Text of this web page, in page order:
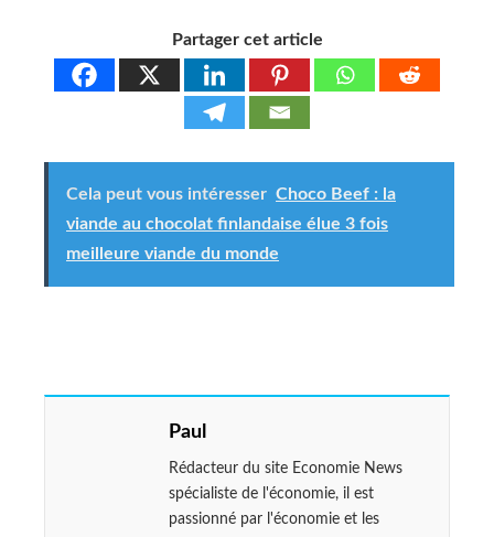
Partager cet article
Cela peut vous intéresser Choco Beef : la
viande au chocolat finlandaise élue 3 fois
meilleure viande du monde
Paul
Rédacteur du site Economie News
spécialiste de l'économie, il est
passionné par l'économie et les